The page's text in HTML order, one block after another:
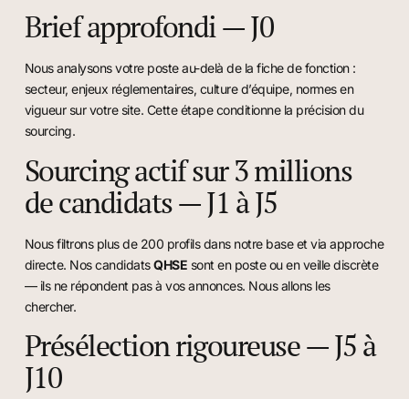
Brief approfondi — J0
Nous analysons votre poste au-delà de la fiche de fonction :
secteur, enjeux réglementaires, culture d’équipe, normes en
vigueur sur votre site. Cette étape conditionne la précision du
sourcing.
Sourcing actif sur 3 millions
de candidats — J1 à J5
Nous filtrons plus de 200 profils dans notre base et via approche
directe. Nos candidatsQHSE sont en poste ou en veille discrète
— ils ne répondent pas à vos annonces. Nous allons les
chercher.
Présélection rigoureuse — J5 à
J10